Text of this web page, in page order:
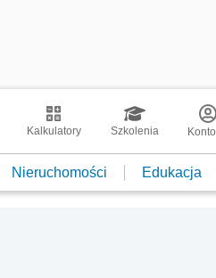
Kalkulatory Szkolenia Konto
Nieruchomości Edukacja